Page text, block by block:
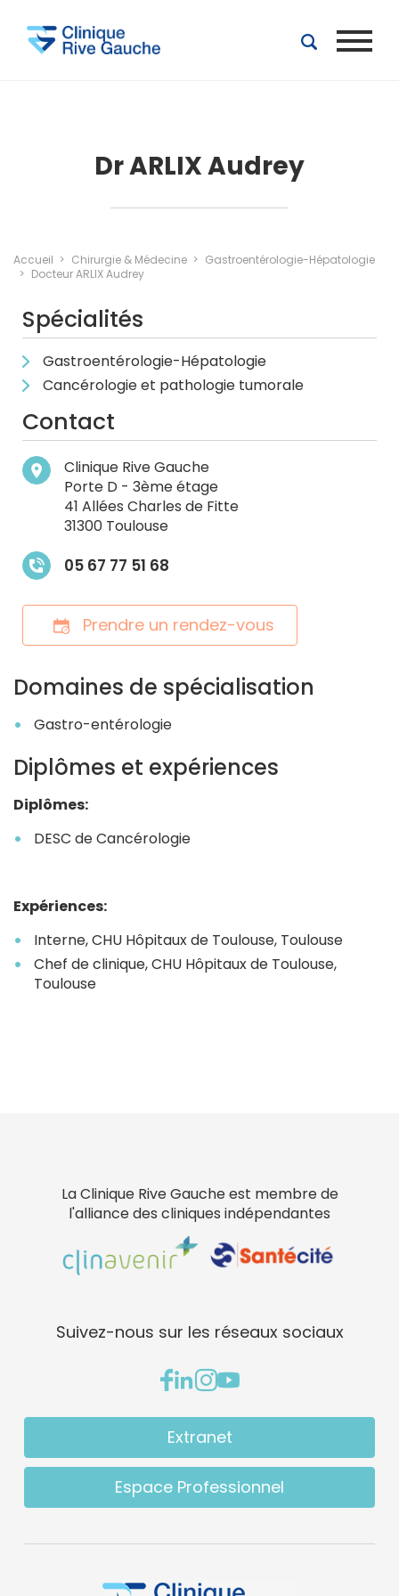
Dr ARLIX Audrey
Accueil Chirurgie & Médecine
Gastroentérologie-Hépatologie
Docteur ARLIX Audrey
Spécialités
Gastroentérologie-Hépatologie
Cancérologie et pathologie tumorale
Contact
Clinique Rive Gauche
Porte D - 3ème étage
41 Allées Charles de Fitte
31300 Toulouse
05 67 77 51 68
Prendre un rendez-vous
Domaines de spécialisation
Gastro-entérologie
Diplômes et expériences
Diplômes:
DESC de Cancérologie
Expériences:
Interne, CHU Hôpitaux de Toulouse, Toulouse
Chef de clinique, CHU Hôpitaux de Toulouse,
Toulouse
La Clinique Rive Gauche est membre de
l'alliance des cliniques indépendantes
Suivez-nous sur les réseaux sociaux
Extranet
Espace Professionnel